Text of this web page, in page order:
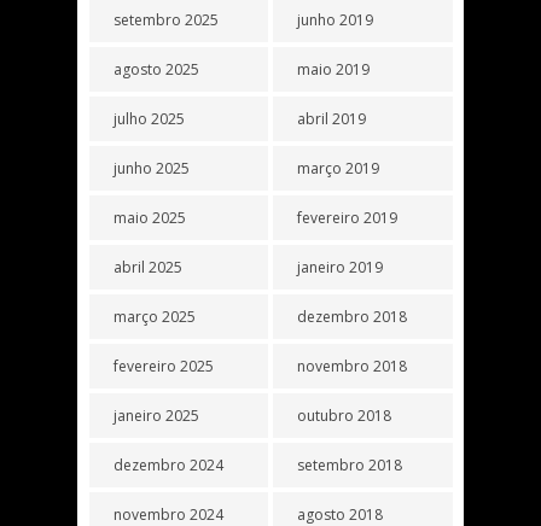
setembro 2025
agosto 2025
julho 2025
junho 2025
maio 2025
abril 2025
março 2025
fevereiro 2025
janeiro 2025
dezembro 2024
novembro 2024
junho 2019
maio 2019
abril 2019
março 2019
fevereiro 2019
janeiro 2019
dezembro 2018
novembro 2018
outubro 2018
setembro 2018
agosto 2018